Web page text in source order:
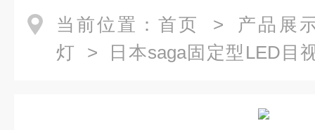
当前位置： 首页 > 产品展
灯 > 日本saga固定型LED目